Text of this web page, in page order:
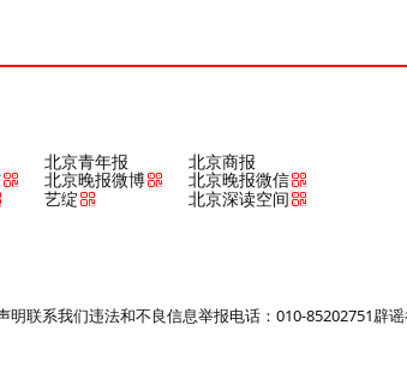
北京青年报 北京商报
北京晚报微博
北京晚报微信
艺绽 北京深读空间
明联系我们违法和不良信息举报电话：010-85202751辟